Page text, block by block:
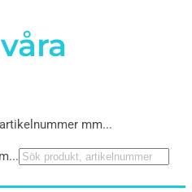
mm...